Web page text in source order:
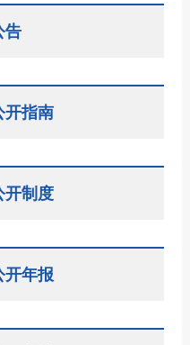
告
开指南
开制度
开年报